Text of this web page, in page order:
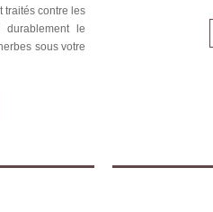
traités contre les
le
sous votre